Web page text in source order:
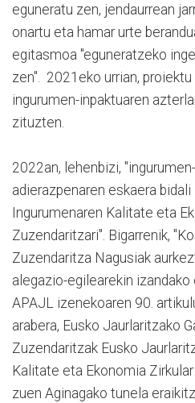
eguneratu zen, jendaurrean
onartu eta hamar urte
egitasmoa "eguneratzeko
zen". 2021eko urrian,
ingurumen-inpaktuaren
zituzten.
2022an, lehenbizi,
adierazpenaren eskaera
Ingurumenaren Kalitate eta
Zuzendaritzari". Bigarrenik,
Zuzendaritza Nagusiak
alegazio-egilearekin
APAJL izenekoaren 90.
arabera, Eusko Jaurlaritzako
Zuzendaritzak Eusko
Kalitate eta Ekonomia
zuen Aginagako tunela